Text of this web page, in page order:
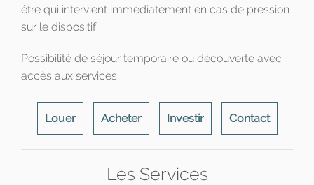
être qui intervient immédiatement en cas de pression
sur le dispositif.
Possibilité de séjour temporaire ou découverte avec
accès aux services.
Louer Acheter Investir Contact
Les Services